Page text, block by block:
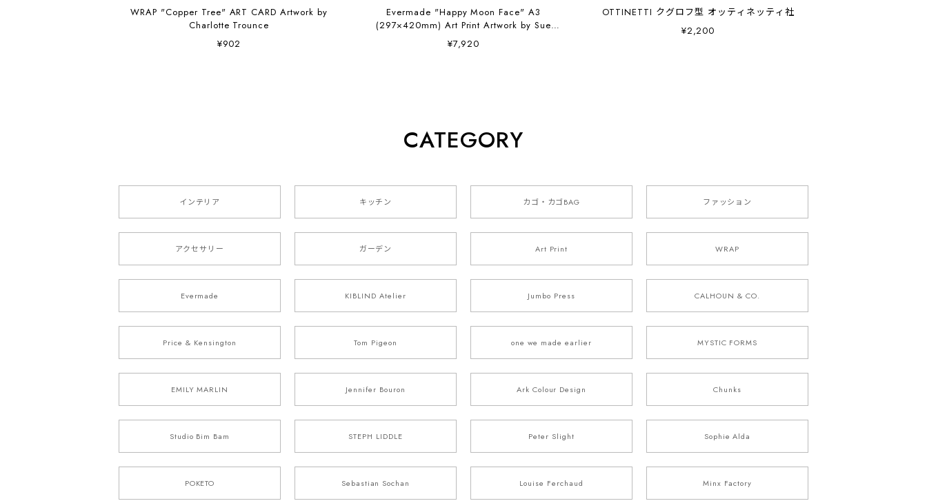
WRAP "Copper Tree" ART CARD Artwork by
Charlotte Trounce
¥902
Evermade "Happy Moon Face" A3
(297×420mm) Art Print Artwork by Sue
Doeksen
¥7,920
OTTINETTI クグロフ型 オッティネッティ社
¥2,200
CATEGORY
インテリア キッチン カゴ・カゴBAG ファッション
アクセサリー ガーデン Art Print WRAP
Evermade KIBLIND Atelier Jumbo Press CALHOUN & CO.
Price & Kensington Tom Pigeon one we made earlier MYSTIC FORMS
EMILY MARLIN Jennifer Bouron Ark Colour Design Chunks
Studio Bim Bam STEPH LIDDLE Peter Slight Sophie Alda
POKETO Sebastian Sochan Louise Ferchaud Minx Factory